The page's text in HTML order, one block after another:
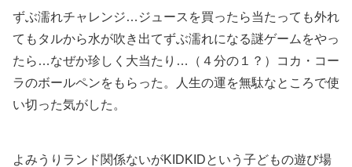
ずぶ濡れチャレンジ…ジュースを買ったら当たっても外れ
てもタルから水が吹き出てずぶ濡れになる謎ゲームをやっ
たら…なぜか珍しく大当たり…（４分の１？）コカ・コー
ラのボールペンをもらった。人生の運を無駄なところで使
い切った気がした。
よみうりランド関係ないがKIDKIDという子どもの遊び場